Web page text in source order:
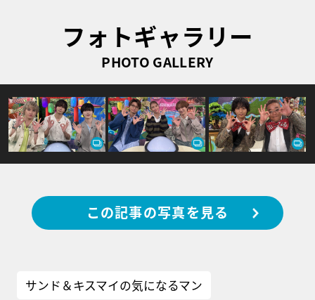
フォトギャラリー
PHOTO GALLERY
この記事の写真を見る
サンド＆キスマイの気になるマン